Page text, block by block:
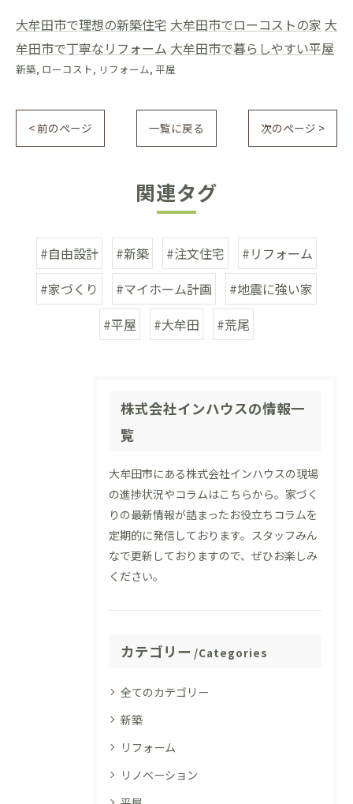
大牟田市で理想の新築住宅 大牟田市でローコストの家 大
牟田市で丁寧なリフォーム 大牟田市で暮らしやすい平屋
新築 ローコスト リフォーム 平屋
< 前のページ 一覧に戻る 次のページ >
関連タグ
#自由設計 #新築 #注文住宅
#リフォーム
#家づくり
#マイホーム計画
#地震に強い家
#平屋
#大牟田 #荒尾
株式会社インハウスの情報一
覧
大牟田市にある株式会社インハウスの現場
の進捗状況やコラムはこちらから。家づく
りの最新情報が詰まったお役立ちコラムを
定期的に発信しております。スタッフみん
なで更新しておりますので、ぜひお楽しみ
ください。
カテゴリー Categories
全てのカテゴリー
新築
リフォーム
リノベーション